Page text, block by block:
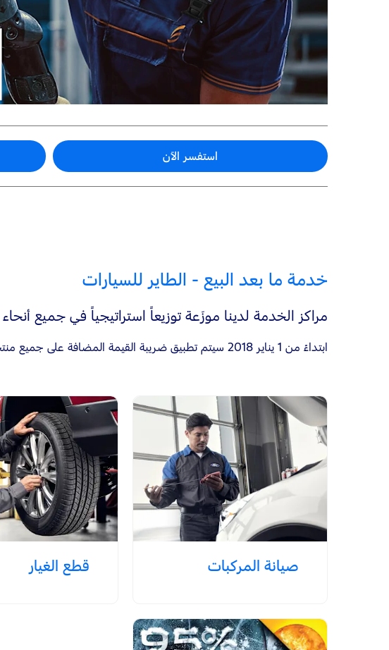
استفسر الآن
خدمة ما بعد البيع - الطاير للسيارات
مراكز الخدمة لدينا موزَعة توزيعاً استراتيجياً في جميع
ابتداءً من 1 يناير 2018 سيتم تطبيق ضريبة القيمة المضافة على جميع منتجاتنا وخدماتنا ورسومنا، وفقاً لقوانين ولوائح ضريبة القيمة المضافة في دولة الإمارات العربية المتحدة.
صيانة المركبات قطع الغيار